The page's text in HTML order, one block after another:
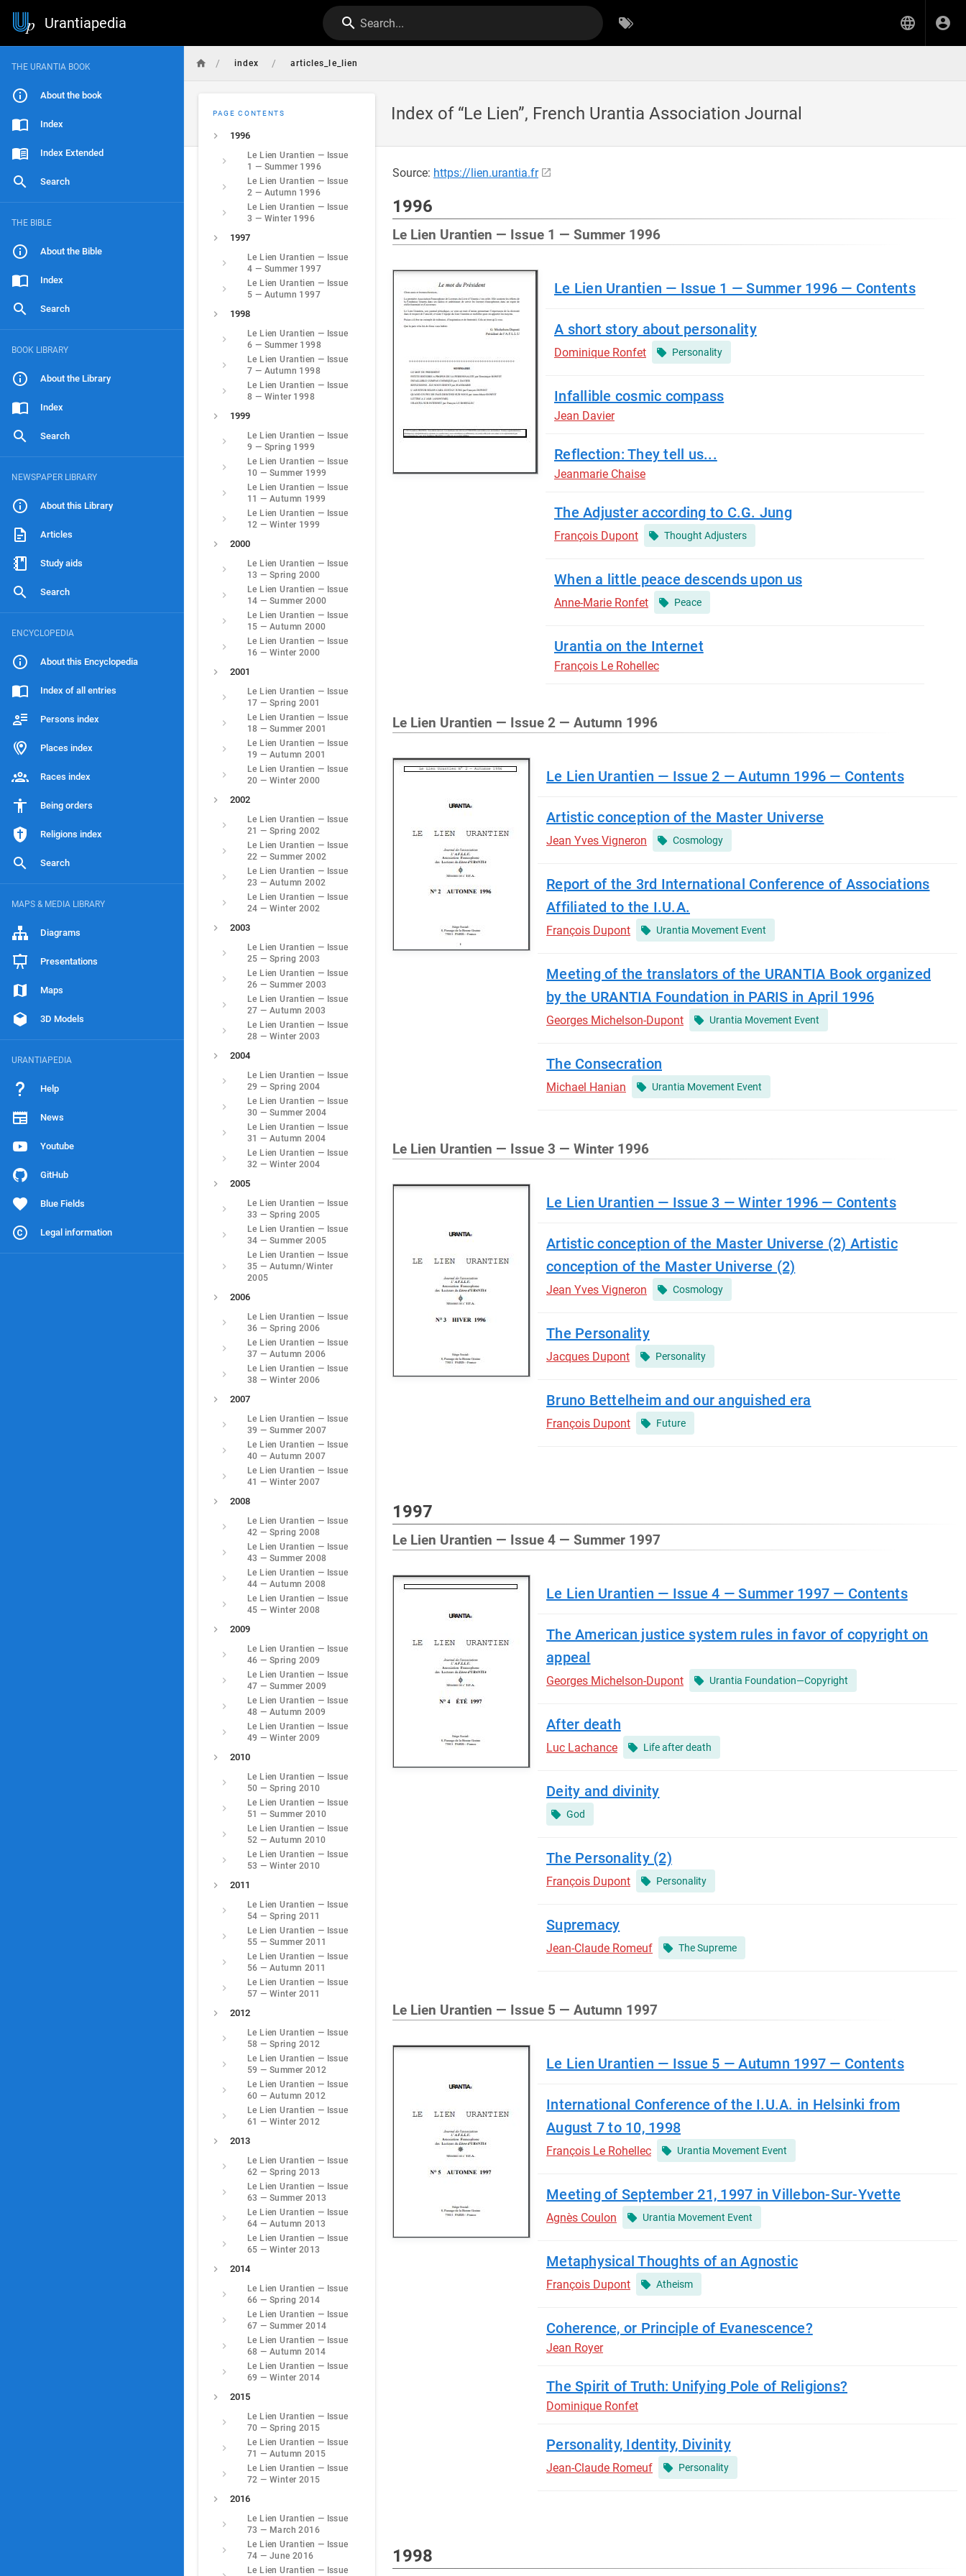
Urantiapedia Search...
THE URANTIA BOOK
About the book
Index
Index Extended
Search
THE BIBLE
About the Bible
Index
Search
BOOK LIBRARY
About the Library
Index
Search
NEWSPAPER LIBRARY
About this Library
Articles
Study aids
Search
ENCYCLOPEDIA
About this Encyclopedia
Index of all entries
Persons index
Places index
Races index
Being orders
Religions index
Search
MAPS & MEDIA LIBRARY
Diagrams
Presentations
Maps
3D Models
URANTIAPEDIA
Help
News
Youtube
GitHub
Blue Fields
Legal information
/ index / articles_le_lien
Index of “Le Lien”, French Urantia Association Journal
PAGE CONTENTS
1996
Le Lien Urantien — Issue
1 — Summer 1996
Le Lien Urantien — Issue
2 — Autumn 1996
Le Lien Urantien — Issue
3 — Winter 1996
1997
Le Lien Urantien — Issue
4 — Summer 1997
Le Lien Urantien — Issue
5 — Autumn 1997
1998
Le Lien Urantien — Issue
6 — Summer 1998
Le Lien Urantien — Issue
7 — Autumn 1998
Le Lien Urantien — Issue
8 — Winter 1998
1999
Le Lien Urantien — Issue
9 — Spring 1999
Le Lien Urantien — Issue
10 — Summer 1999
Le Lien Urantien — Issue
11 — Autumn 1999
Le Lien Urantien — Issue
12 — Winter 1999
2000
Le Lien Urantien — Issue
13 — Spring 2000
Le Lien Urantien — Issue
14 — Summer 2000
Le Lien Urantien — Issue
15 — Autumn 2000
Le Lien Urantien — Issue
16 — Winter 2000
2001
Le Lien Urantien — Issue
17 — Spring 2001
Le Lien Urantien — Issue
18 — Summer 2001
Le Lien Urantien — Issue
19 — Autumn 2001
Le Lien Urantien — Issue
20 — Winter 2000
2002
Le Lien Urantien — Issue
21 — Spring 2002
Le Lien Urantien — Issue
22 — Summer 2002
Le Lien Urantien — Issue
23 — Autumn 2002
Le Lien Urantien — Issue
24 — Winter 2002
2003
Le Lien Urantien — Issue
25 — Spring 2003
Le Lien Urantien — Issue
26 — Summer 2003
Le Lien Urantien — Issue
27 — Autumn 2003
Le Lien Urantien — Issue
28 — Winter 2003
2004
Le Lien Urantien — Issue
29 — Spring 2004
Le Lien Urantien — Issue
30 — Summer 2004
Le Lien Urantien — Issue
31 — Autumn 2004
Le Lien Urantien — Issue
32 — Winter 2004
2005
Le Lien Urantien — Issue
33 — Spring 2005
Le Lien Urantien — Issue
34 — Summer 2005
Le Lien Urantien — Issue
35 — Autumn/Winter
2005
2006
Le Lien Urantien — Issue
36 — Spring 2006
Le Lien Urantien — Issue
37 — Autumn 2006
Le Lien Urantien — Issue
38 — Winter 2006
2007
Le Lien Urantien — Issue
39 — Summer 2007
Le Lien Urantien — Issue
40 — Autumn 2007
Le Lien Urantien — Issue
41 — Winter 2007
2008
Le Lien Urantien — Issue
42 — Spring 2008
Le Lien Urantien — Issue
43 — Summer 2008
Le Lien Urantien — Issue
44 — Autumn 2008
Le Lien Urantien — Issue
45 — Winter 2008
2009
Le Lien Urantien — Issue
46 — Spring 2009
Le Lien Urantien — Issue
47 — Summer 2009
Le Lien Urantien — Issue
48 — Autumn 2009
Le Lien Urantien — Issue
49 — Winter 2009
2010
Le Lien Urantien — Issue
50 — Spring 2010
Le Lien Urantien — Issue
51 — Summer 2010
Le Lien Urantien — Issue
52 — Autumn 2010
Le Lien Urantien — Issue
53 — Winter 2010
2011
Le Lien Urantien — Issue
54 — Spring 2011
Le Lien Urantien — Issue
55 — Summer 2011
Le Lien Urantien — Issue
56 — Autumn 2011
Le Lien Urantien — Issue
57 — Winter 2011
2012
Le Lien Urantien — Issue
58 — Spring 2012
Le Lien Urantien — Issue
59 — Summer 2012
Le Lien Urantien — Issue
60 — Autumn 2012
Le Lien Urantien — Issue
61 — Winter 2012
2013
Le Lien Urantien — Issue
62 — Spring 2013
Le Lien Urantien — Issue
63 — Summer 2013
Le Lien Urantien — Issue
64 — Autumn 2013
Le Lien Urantien — Issue
65 — Winter 2013
2014
Le Lien Urantien — Issue
66 — Spring 2014
Le Lien Urantien — Issue
67 — Summer 2014
Le Lien Urantien — Issue
68 — Autumn 2014
Le Lien Urantien — Issue
69 — Winter 2014
2015
Le Lien Urantien — Issue
70 — Spring 2015
Le Lien Urantien — Issue
71 — Autumn 2015
Le Lien Urantien — Issue
72 — Winter 2015
2016
Le Lien Urantien — Issue
73 — March 2016
Le Lien Urantien — Issue
74 — June 2016
Le Lien Urantien — Issue
Source: https://lien.urantia.fr
1996
Le Lien Urantien — Issue 1 — Summer 1996
Le Lien Urantien — Issue 1 — Summer 1996 — Contents
A short story about personality
Dominique Ronfet Personality
Infallible cosmic compass
Jean Davier
Reflection: They tell us...
Jeanmarie Chaise
The Adjuster according to C.G. Jung
François Dupont Thought Adjusters
When a little peace descends upon us
Anne-Marie Ronfet Peace
Urantia on the Internet
François Le Rohellec
Le Lien Urantien — Issue 2 — Autumn 1996
Le Lien Urantien — Issue 2 — Autumn 1996 — Contents
Artistic conception of the Master Universe
Jean Yves Vigneron Cosmology
Report of the 3rd International Conference of Associations
Affiliated to the I.U.A.
François Dupont Urantia Movement Event
Meeting of the translators of the URANTIA Book organized
by the URANTIA Foundation in PARIS in April 1996
Georges Michelson-Dupont Urantia Movement Event
The Consecration
Michael Hanian Urantia Movement Event
Le Lien Urantien — Issue 3 — Winter 1996
Le Lien Urantien — Issue 3 — Winter 1996 — Contents
Artistic conception of the Master Universe (2) Artistic
conception of the Master Universe (2)
Jean Yves Vigneron Cosmology
The Personality
Jacques Dupont Personality
Bruno Bettelheim and our anguished era
François Dupont Future
1997
Le Lien Urantien — Issue 4 — Summer 1997
Le Lien Urantien — Issue 4 — Summer 1997 — Contents
The American justice system rules in favor of copyright on
appeal
Georges Michelson-Dupont Urantia Foundation—Copyright
After death
Luc Lachance Life after death
Deity and divinity
God
The Personality (2)
François Dupont Personality
Supremacy
Jean-Claude Romeuf The Supreme
Le Lien Urantien — Issue 5 — Autumn 1997
Le Lien Urantien — Issue 5 — Autumn 1997 — Contents
International Conference of the I.U.A. in Helsinki from
August 7 to 10, 1998
François Le Rohellec Urantia Movement Event
Meeting of September 21, 1997 in Villebon-Sur-Yvette
Agnès Coulon Urantia Movement Event
Metaphysical Thoughts of an Agnostic
François Dupont Atheism
Coherence, or Principle of Evanescence?
Jean Royer
The Spirit of Truth: Unifying Pole of Religions?
Dominique Ronfet
Personality, Identity, Divinity
Jean-Claude Romeuf Personality
1998